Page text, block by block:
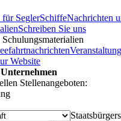
für SeglerSchiffeNachrichten
Schreiben Sie uns
Website
Stellenangeboten: